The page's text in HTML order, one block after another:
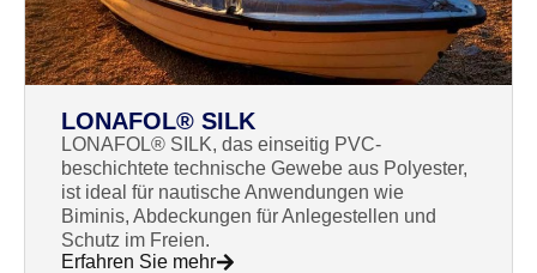
LONAFOL® SILK
LONAFOL® SILK, das einseitig PVC-
beschichtete technische Gewebe aus Polyester,
ist ideal für nautische Anwendungen wie
Biminis, Abdeckungen für Anlegestellen und
Schutz im Freien.
Erfahren Sie mehr